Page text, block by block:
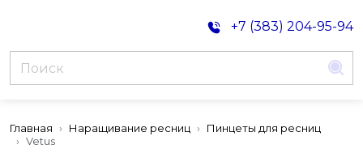
+7 (383) 204-95-94
Главная Наращивание ресниц
Пинцеты для ресниц
Vetus